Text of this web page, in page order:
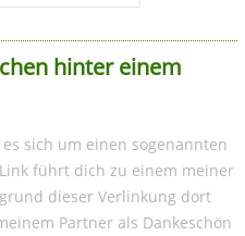
hinter einem
sich um einen sogenannten
führt dich zu einem meiner
dieser Verlinkung dort
Partner als Dankeschön